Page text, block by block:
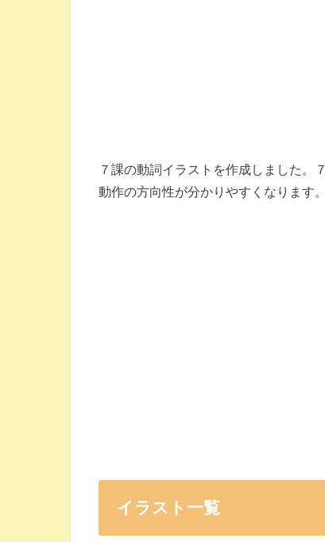
７課の動詞イラストを作成しました。
動作の方向性が分かりやすくなります。
イラスト一覧